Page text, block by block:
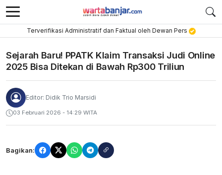
Terverifikasi Administratif dan Faktual oleh Dewan Pers
Sejarah Baru! PPATK Klaim Transaksi Judi Online
2025 Bisa Ditekan di Bawah Rp300 Triliun
Editor: Didik Trio Marsidi
03 Februari 2026 - 14:29 WITA
Bagikan: